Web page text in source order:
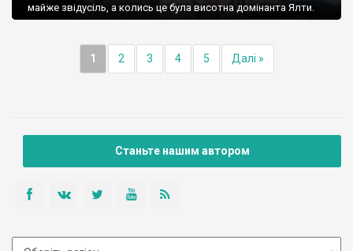
майже звідусіль, а колись це була висотна домінанта Ялти.
1 2 3 4 5 Далі »
Станьте нашим автором